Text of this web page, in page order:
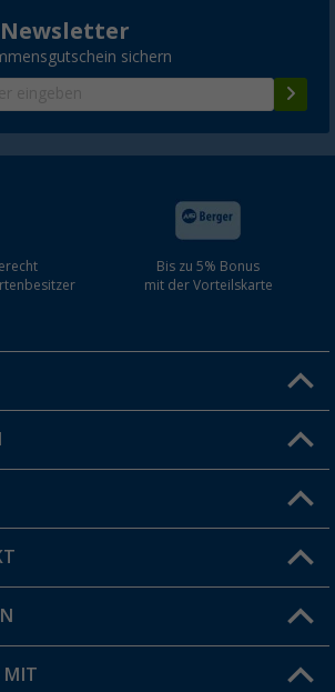
sichern
Bis zu 5% Bonus
mit der Vorteilskarte
MIT